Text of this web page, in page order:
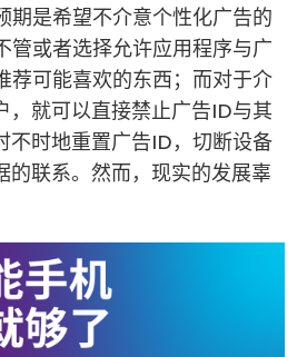
期是希望不介意个性化广告的
管或者选择允许应用程序与广
荐可能喜欢的东西；而对于介
，就可以直接禁止广告ID与其
不时地重置广告ID，切断设备
的联系。然而，现实的发展辜